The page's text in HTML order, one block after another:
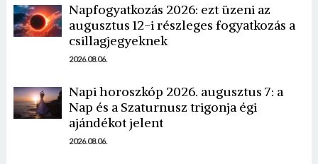
Napfogyatkozás 2026: ezt üzeni az
augusztus 12-i részleges fogyatkozás a
csillagjegyeknek
2026.08.06.
Napi horoszkóp 2026. augusztus 7: a
Nap és a Szaturnusz trigonja égi
ajándékot jelent
2026.08.06.